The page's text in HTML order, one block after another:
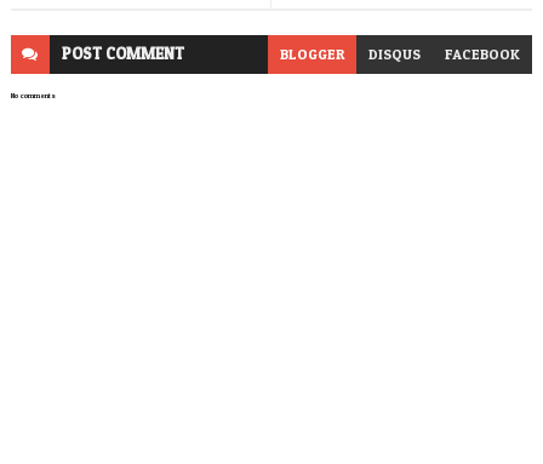
POSTCOMMENT BLOGGER DISQUS FACEBOOK
No comments